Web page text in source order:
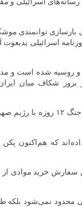
بازسازی توانمندی
اسرائیلی یدیعوت
و روسیه شده است و
شکاف میان
نیویورک‌پست مدعی شده است که تهران از روسیه انتظار داشت تا
که هم‌اکنون پکن
سفارش خرید موادی از
محدود نمی‌شود بلکه